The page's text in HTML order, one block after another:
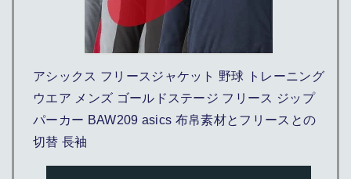
アシックス フリースジャケット 野球 トレーニング
ウエア メンズ ゴールドステージ フリース ジップ
パーカー BAW209 asics 布帛素材とフリースとの
切替 長袖